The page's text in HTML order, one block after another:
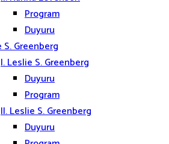
Program
Duyuru
Greenberg
I. Leslie S. Greenberg
Duyuru
Program
II. Leslie S. Greenberg
Duyuru